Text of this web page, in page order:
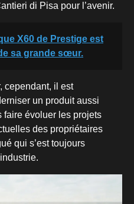
di Pisa pour l’avenir.
X60 de Prestige est
sa grande sœur.
cependant, il est
un produit aussi
faire évoluer les projets
des propriétaires
qui s’est toujours